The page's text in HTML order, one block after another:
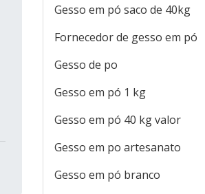
Gesso em pó saco de 40kg
Fornecedor de gesso em pó
Gesso de po
Gesso em pó 1 kg
Gesso em pó 40 kg valor
Gesso em po artesanato
Gesso em pó branco